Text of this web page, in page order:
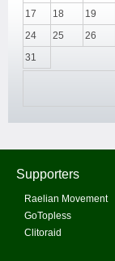
17
18 19
24
25 26
31
Supporters
Raelian Movement
GoTopless
Clitoraid